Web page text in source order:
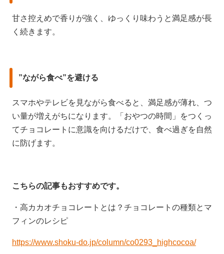
甘さ控えめで香りが強く、ゆっくり味わうと満足感が長
く続きます。
”ながら食べ”を避ける
スマホやテレビを見ながら食べると、満足感が薄れ、つ
い量が増えがちになります。「おやつの時間」をつくっ
てチョコレートに意識を向けるだけで、食べ過ぎを自然
に防げます。
こちらの記事もおすすめです。
・高カカオチョコレートとは？チョコレートの種類とマ
フィンのレシピ
https://www.shoku-do.jp/column/co0293_highcocoa/